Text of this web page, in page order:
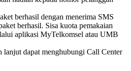
berhasil dengan menerima SMS
berhasil. Sisa kuota pemakaian
aplikasi MyTelkomsel atau UMB
dapat menghubungi Call Center